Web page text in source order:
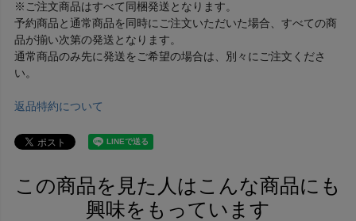
※ご注文商品はすべて同梱発送となります。
予約商品と通常商品を同時にご注文いただいた場合、すべての商
品が揃い次第の発送となります。
通常商品のみ先に発送をご希望の場合は、別々にご注文くださ
い。
返品特約について
この商品を見た人はこんな商品にも
興味をもっています